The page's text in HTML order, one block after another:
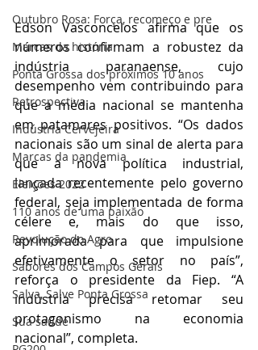
Outubro Rosa: Força, recomeço e pre
Marcas da história
Ponta Grossa dos próximos 10 anos
Retrospectiva
Indústria Cervejeira
Marcas da pandemia
Eleições 2022
110 anos de uma paixão
Revolução do Agro
Sabores dos Campos Gerais
Salva, Salve Ponta Grossa
Sua saúde
Edson Vasconcelos afirma que os
números confirmam a robustez da
indústria paranaense, cujo
desempenho vem contribuindo para
que a média nacional se mantenha
em patamares positivos. “Os dados
nacionais são um sinal de alerta para
que a nova política industrial,
lançada recentemente pelo governo
federal, seja implementada de forma
célere e, mais do que isso,
aprimorada para que impulsione
efetivamente o setor no país”,
reforça o presidente da Fiep. “A
indústria precisa retomar seu
protagonismo na economia
nacional”, completa.